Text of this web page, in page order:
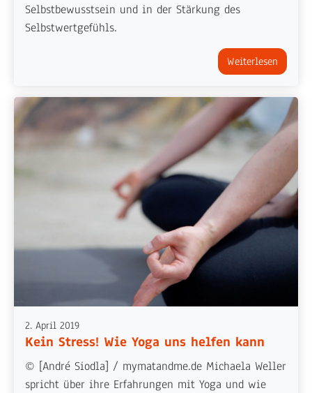
Selbstbewusstsein und in der Stärkung des
Selbstwertgefühls.
Weiterlesen
2. April 2019
Kein Stress! Wie Yoga uns helfen kann
© [André Siodla] / mymatandme.de Michaela Weller
spricht über ihre Erfahrungen mit Yoga und wie